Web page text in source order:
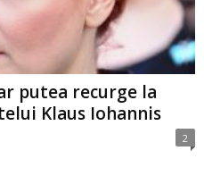
putea recurge la
Klaus Iohannis
2